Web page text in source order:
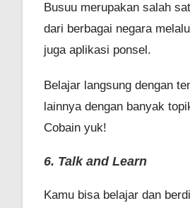
Busuu merupakan salah
dari berbagai negara
juga aplikasi ponsel.
Belajar langsung dengan
lainnya dengan banyak
Cobain yuk!
6. Talk and Learn
Kamu bisa belajar dan